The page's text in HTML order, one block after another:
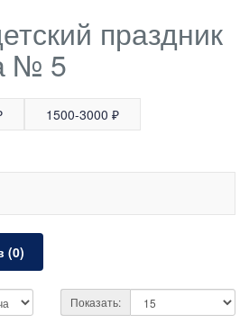
праздник
№ 5
1500-3000 ₽
(0)
Показать: